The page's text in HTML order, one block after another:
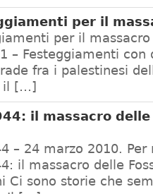
per il
per il
– Festeggiamenti con
fra i palestinesi
il […]
il massacro delle
– 24 marzo 2010.
il massacro delle
Ci sono storie che